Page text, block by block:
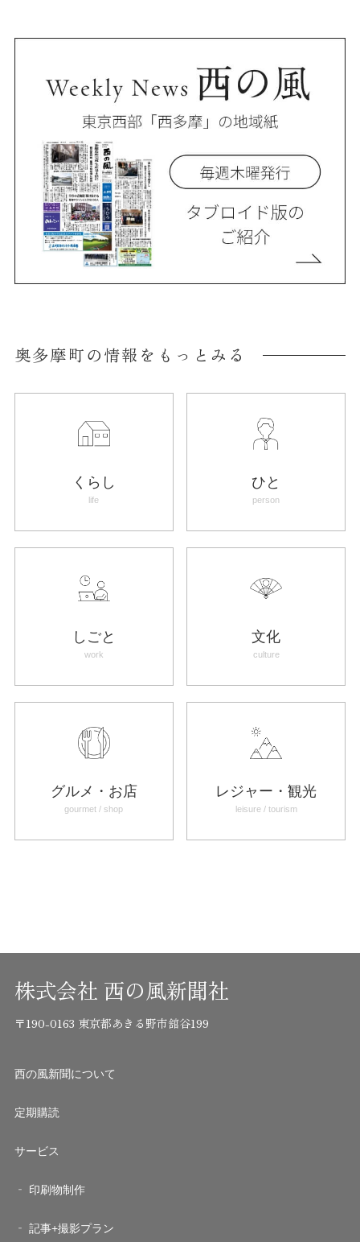
奥多摩町の情報をもっとみる
くらし
life
ひと
person
しごと
work
文化
culture
グルメ・お店
gourmet / shop
レジャー・観光
leisure / tourism
株式会社 西の風新聞社
〒190-0163 東京都あきる野市舘谷199
西の風新聞について
定期購読
サービス
印刷物制作
記事+撮影プラン